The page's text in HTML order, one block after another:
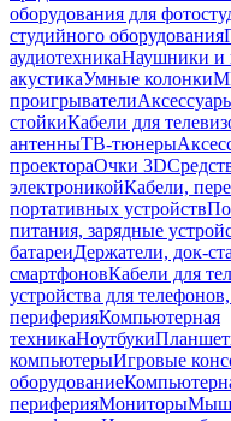
оборудования для
студийного оборудования
аудиотехникаНаушники и
акустикаУмные колонки
проигрыватели
стойкиКабели для
антенныТВ-тюнеры
проектораОчки 3D
электроникойКабели,
портативных устройств
питания, зарядные
батареиДержатели, док-
смартфоновКабели для
устройства для
периферияКомпьютерная
техникаНоутбуки
компьютерыИгровые
оборудование
периферияМониторы